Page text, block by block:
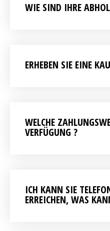
WIE SIND IHRE
ERHEBEN SIE EINE
WELCHE
VERFÜGUNG ?
ICH KANN SIE
ERREICHEN, WAS